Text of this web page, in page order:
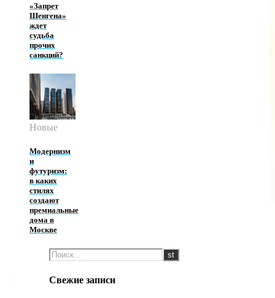
«Запрет
Шенгена»
ждет
судьба
прочих
санкций?
Новые
Модернизм
и
футуризм:
в каких
стилях
создают
премиальные
дома в
Москве
Свежие записи